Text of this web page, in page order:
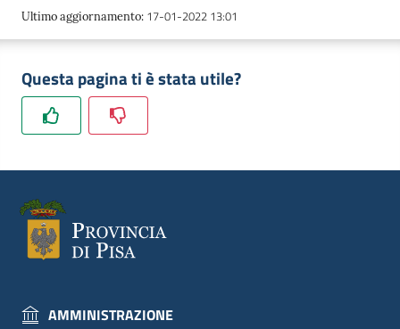
Novità
Documenti
e
dati
Argomenti
Ultimo aggiornamento: 17-01-2022 13:01
Questa pagina ti è stata utile?
AMMINISTRAZIONE